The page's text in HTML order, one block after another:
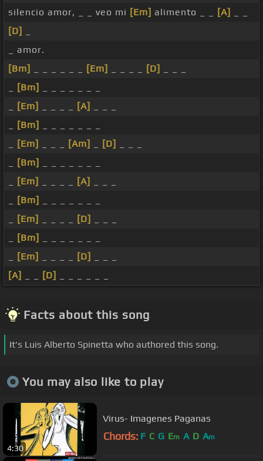
silencio amor, _ _ veo mi [Em] alimento _ _ [A]
[D]
_ amor.
[Bm]
[Em] [D]
[Bm]
[Em] [A]
[Bm]
[Em] [Am] [D]
[Bm]
[Em] [A]
[Bm]
[Em] [D]
[Bm]
[Em] [D]
[A]
[D]
Facts about this song
It's Luis Alberto Spinetta who authored this song.
You may also like to play
4:30
Virus- Imagenes Paganas
Chords: F C G Em A D Am